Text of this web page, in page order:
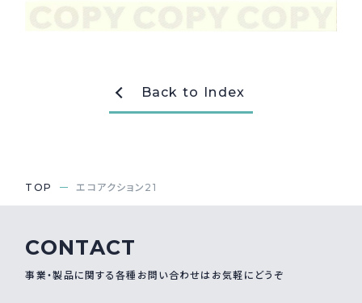
Back to Index
TOP エコアクション21
CONTACT
事業・製品に関する各種お問い合わせはお気軽にどうぞ